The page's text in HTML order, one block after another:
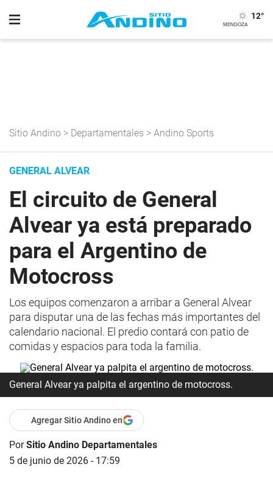
12°
Sitio Andino > Departamentales > Andino Sports
GENERAL ALVEAR
El circuito de General
Alvear ya está preparado
para el Argentino de
Motocross
Los equipos comenzaron a arribar a General Alvear
para disputar una de las fechas más importantes del
calendario nacional. El predio contará con patio de
comidas y espacios para toda la familia.
General Alvear ya palpita el argentino de motocross.
Agregar Sitio Andino en
PorSitio Andino Departamentales
5 de junio de 2026 - 17:59